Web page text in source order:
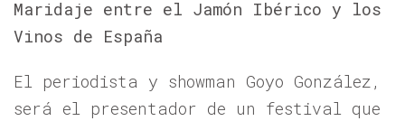
Maridaje entre el Jamón Ibérico y los
Vinos de España
El periodista y showman Goyo González,
será el presentador de un festival que